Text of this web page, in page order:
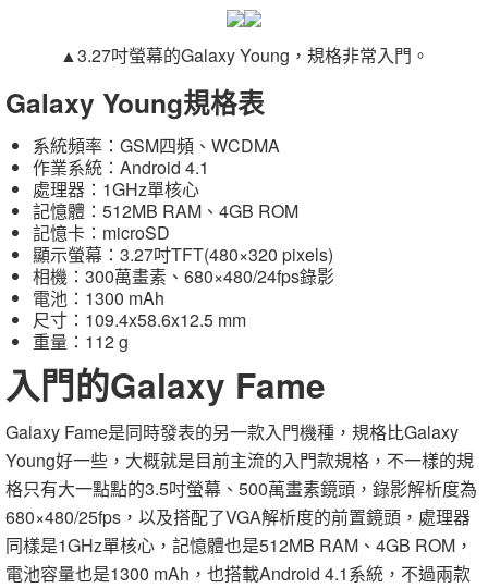
▲3.27吋螢幕的Galaxy Young，規格非常入門。
Galaxy Young規格表
系統頻率：GSM四頻、WCDMA
作業系統：Android 4.1
處理器：1GHz單核心
記憶體：512MB RAM、4GB ROM
記憶卡：microSD
顯示螢幕：3.27吋TFT(480×320 pixels)
相機：300萬畫素、680×480/24fps錄影
電池：1300 mAh
尺寸：109.4x58.6x12.5 mm
重量：112 g
入門的Galaxy Fame
Galaxy Fame是同時發表的另一款入門機種，規格比Galaxy
Young好一些，大概就是目前主流的入門款規格，不一樣的規
格只有大一點點的3.5吋螢幕、500萬畫素鏡頭，錄影解析度為
680×480/25fps，以及搭配了VGA解析度的前置鏡頭，處理器
同樣是1GHz單核心，記憶體也是512MB RAM、4GB ROM，
電池容量也是1300 mAh，也搭載Android 4.1系統，不過兩款